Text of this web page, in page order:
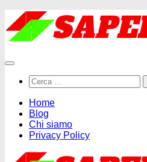
Salta
al
contenuto
Ricerca
per:
Home
Blog
Chi siamo
Privacy Policy